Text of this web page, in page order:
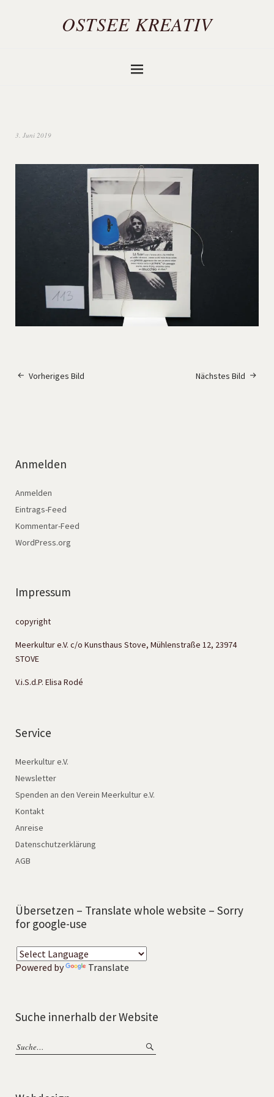
OSTSEE KREATIV
3. Juni 2019
Nächstes Bild
Vorheriges Bild
Anmelden
Anmelden
Eintrags-Feed
Kommentar-Feed
WordPress.org
Impressum
copyright
Meerkultur e.V. c/o Kunsthaus Stove, Mühlenstraße 12, 23974
STOVE
V.i.S.d.P. Elisa Rodé
Service
Meerkultur e.V.
Newsletter
Spenden an den Verein Meerkultur e.V.
Kontakt
Anreise
Datenschutzerklärung
AGB
Übersetzen – Translate whole website – Sorry
for google-use
Powered by Translate
Suche innerhalb der Website